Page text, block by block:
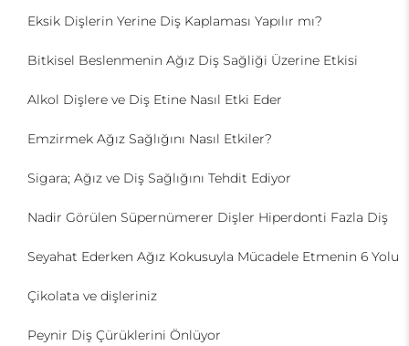
Eksik Dişlerin Yerine Diş Kaplaması Yapılır mı?
Bitkisel Beslenmenin Ağız Diş Sağliği Üzerine Etkisi
Alkol Dişlere ve Diş Etine Nasıl Etki Eder
Emzirmek Ağız Sağlığını Nasıl Etkiler?
Sigara; Ağız ve Diş Sağlığını Tehdit Ediyor
Nadir Görülen Süpernümerer Dişler Hiperdonti Fazla Diş
Seyahat Ederken Ağız Kokusuyla Mücadele Etmenin 6 Yolu
Çikolata ve dişleriniz
Peynir Diş Çürüklerini Önlüyor